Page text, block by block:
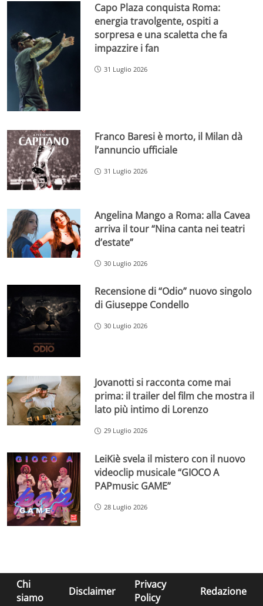
Capo Plaza conquista Roma:
energia travolgente, ospiti a
sorpresa e una scaletta che fa
impazzire i fan
31 Luglio 2026
Franco Baresi è morto, il Milan dà
l’annuncio ufficiale
31 Luglio 2026
Angelina Mango a Roma: alla Cavea
arriva il tour “Nina canta nei teatri
d’estate”
30 Luglio 2026
Recensione di “Odio” nuovo singolo
di Giuseppe Condello
30 Luglio 2026
Jovanotti si racconta come mai
prima: il trailer del film che mostra il
lato più intimo di Lorenzo
29 Luglio 2026
LeiKiè svela il mistero con il nuovo
videoclip musicale “GIOCO A
PAPmusic GAME”
28 Luglio 2026
Chi
siamo
Disclaimer
Privacy
Policy
Redazione